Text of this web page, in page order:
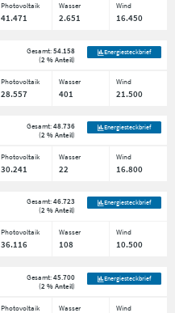
Photovoltaik Wasser Wind
41.471 2.651 16.450
Gesamt:54.158
(2 % Anteil)
Energiesteckbrief
Photovoltaik Wasser Wind
28.557 401 21.500
Gesamt:48.736
(2 % Anteil)
Energiesteckbrief
Photovoltaik Wasser Wind
30.241 22 16.800
Gesamt:46.723
(2 % Anteil)
Energiesteckbrief
Photovoltaik Wasser Wind
36.116 108 10.500
Gesamt:45.700
(2 % Anteil)
Energiesteckbrief
Photovoltaik Wasser Wind